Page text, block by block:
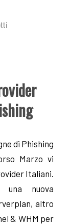
di Phishing
Marzo vi
Italiani.
una nuova
altro
& WHM per